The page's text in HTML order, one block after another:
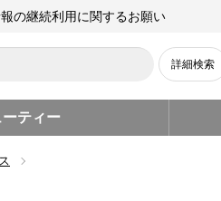
の継続利用に関するお願い
詳細検索
ティー